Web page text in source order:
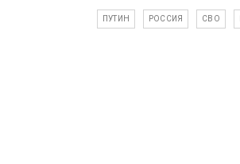
ПУТИН РОССИЯ СВО